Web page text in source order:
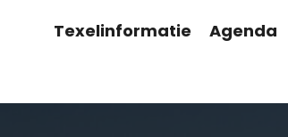
Texelinformatie Agenda